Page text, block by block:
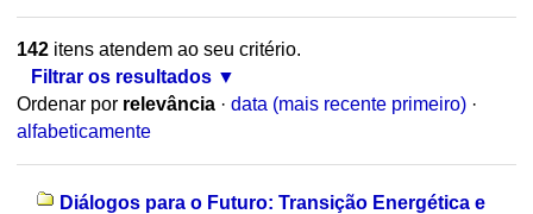
142itens atendem ao seu critério.
Filtrar os resultados
Ordenar por relevância · data (mais recente primeiro) ·
alfabeticamente
Diálogos para o Futuro: Transição Energética e